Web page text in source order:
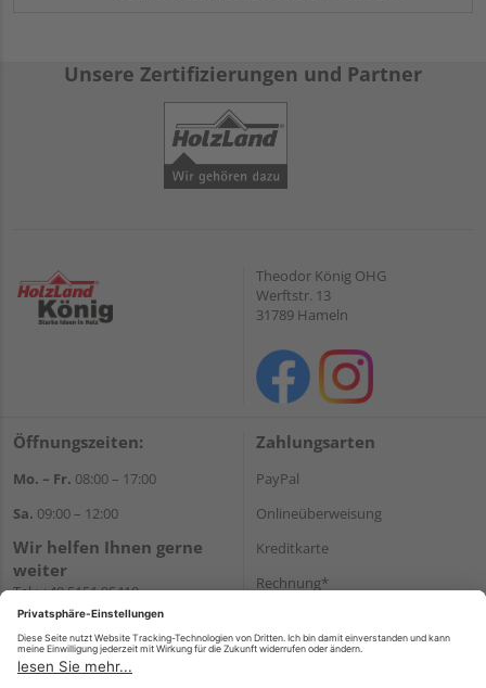
Unsere Zertifizierungen und Partner
Theodor König OHG
Werftstr. 13
31789 Hameln
Öffnungszeiten:
Mo. – Fr. 08:00 – 17:00
Sa. 09:00 – 12:00
Wir helfen Ihnen gerne
weiter
Tel.:+49 5151 95410
E-Mail:shop@holzland-koenig.de
Zahlungsarten
PayPal
Onlineüberweisung
Kreditkarte
Rechnung*
Versand